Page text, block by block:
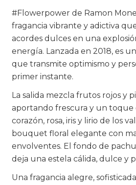
#Flowerpower de Ramon
fragancia vibrante y adictiva
acordes dulces en una
energía. Lanzada en 2018, es
que transmite optimismo y
primer instante.
La salida mezcla frutos rojos y
aportando frescura y un toque
corazón, rosa, iris y lirio de los
bouquet floral elegante con
envolventes. El fondo de
deja una estela cálida, dulce y
Una fragancia alegre,